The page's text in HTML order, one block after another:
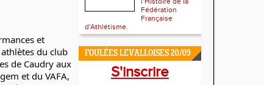
et
du club
de Caudry aux
et du VAFA,
Fédération
Française
d'Athlétisme.
FOULÉES LEVALLOISES 20/09
S'inscrire